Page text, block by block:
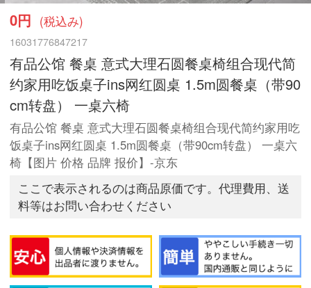
0円 (税込み)
16031776847217
有品公馆 餐桌 意式大理石圆餐桌椅组合现代简
约家用吃饭桌子ins网红圆桌 1.5m圆餐桌（带90
cm转盘） 一桌六椅
有品公馆 餐桌 意式大理石圆餐桌椅组合现代简约家用吃
饭桌子ins网红圆桌 1.5m圆餐桌（带90cm转盘） 一桌六
椅【图片 价格 品牌 报价】-京东
ここで表示されるのは商品原価です。代理費用、送
料等はお問い合わせください